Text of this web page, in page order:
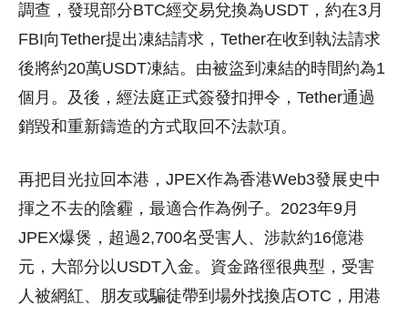
調查，發現部分BTC經交易兌換為USDT，約在3月
FBI向Tether提出凍結請求，Tether在收到執法請求
後將約20萬USDT凍結。由被盜到凍結的時間約為1
個月。及後，經法庭正式簽發扣押令，Tether通過
銷毀和重新鑄造的方式取回不法款項。
再把目光拉回本港，JPEX作為香港Web3發展史中
揮之不去的陰霾，最適合作為例子。2023年9月
JPEX爆煲，超過2,700名受害人、涉款約16億港
元，大部分以USDT入金。資金路徑很典型，受害
人被網紅、朋友或騙徒帶到場外找換店OTC，用港